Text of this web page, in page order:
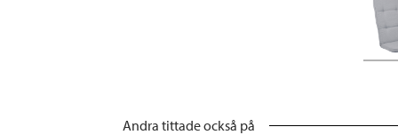
Andra tittade också på